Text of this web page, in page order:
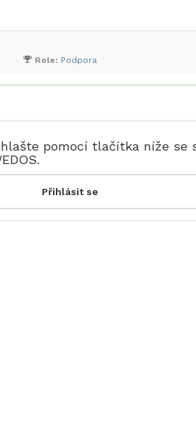
Role: Podpora
pomocí tlačítka níže se